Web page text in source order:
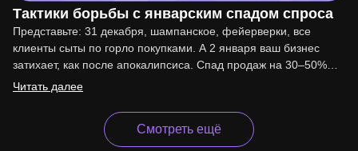
Тактики борьбы с январским спадом спроса
Представьте: 31 декабря, шампанское, фейерверки, все
клиенты сыты по горло покупками. А 2 января ваш бизнес
затихает, как после апокалипсиса. Спад продаж на 30–50%…
Читать далее
Смотреть ещё